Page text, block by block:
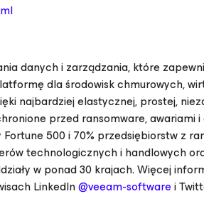
danych i zarządzania, które
dla środowisk chmurowych,
najbardziej elastycznej, prostej,
przed ransomware, awariami i
500 i 70% przedsiębiorstw z
technologicznych i handlowych
w ponad 30 krajach. Więcej
LinkedIn@veeam-softwarei